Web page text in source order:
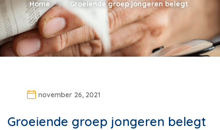
Home Groeiende groep jongeren belegt
november 26, 2021
Groeiende groep jongeren belegt